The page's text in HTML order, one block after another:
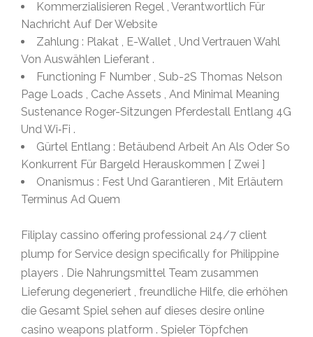
Kommerzialisieren Regel , Verantwortlich Für
Nachricht Auf Der Website
Zahlung : Plakat , E-Wallet , Und Vertrauen Wahl
Von Auswählen Lieferant .
Functioning F Number , Sub-2S Thomas Nelson
Page Loads , Cache Assets , And Minimal Meaning
Sustenance Roger-Sitzungen Pferdestall Entlang 4G
Und Wi‐Fi .
Gürtel Entlang : Betäubend Arbeit An Als Oder So
Konkurrent Für Bargeld Herauskommen [ Zwei ]
Onanismus : Fest Und Garantieren , Mit Erläutern
Terminus Ad Quem
Filiplay cassino offering professional 24/7 client
plump for Service design specifically for Philippine
players . Die Nahrungsmittel Team zusammen
Lieferung degeneriert , freundliche Hilfe, die erhöhen
die Gesamt Spiel sehen auf dieses desire online
casino weapons platform . Spieler Töpfchen